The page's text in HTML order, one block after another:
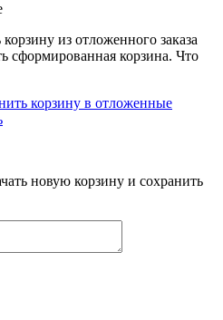
из отложенного заказа
сформированная корзина. Что
корзину в отложенные
новую корзину и сохранить